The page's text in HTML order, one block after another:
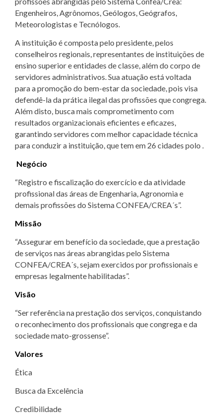
Engenheiros, Agrônomos, Geólogos, Geógrafos,
Meteorologistas e Tecnólogos.
A instituição é composta pelo presidente, pelos
conselheiros regionais, representantes de instituições de
ensino superior e entidades de classe, além do corpo de
servidores administrativos. Sua atuação está voltada
para a promoção do bem-estar da sociedade, pois visa
defendê-la da prática ilegal das profissões que congrega.
Além disto, busca mais comprometimento com
resultados organizacionais eficientes e eficazes,
garantindo servidores com melhor capacidade técnica
para conduzir a instituição, que tem em 26 cidades polo .
Negócio
“Registro e fiscalização do exercício e da atividade
profissional das áreas de Engenharia, Agronomia e
demais profissões do Sistema CONFEA/CREA´s”.
Missão
“Assegurar em benefício da sociedade, que a prestação
de serviços nas áreas abrangidas pelo Sistema
CONFEA/CREA´s, sejam exercidos por profissionais e
empresas legalmente habilitadas”.
Visão
“Ser referência na prestação dos serviços, conquistando
o reconhecimento dos profissionais que congrega e da
sociedade mato-grossense”.
Valores
Ética
Busca da Excelência
Credibilidade